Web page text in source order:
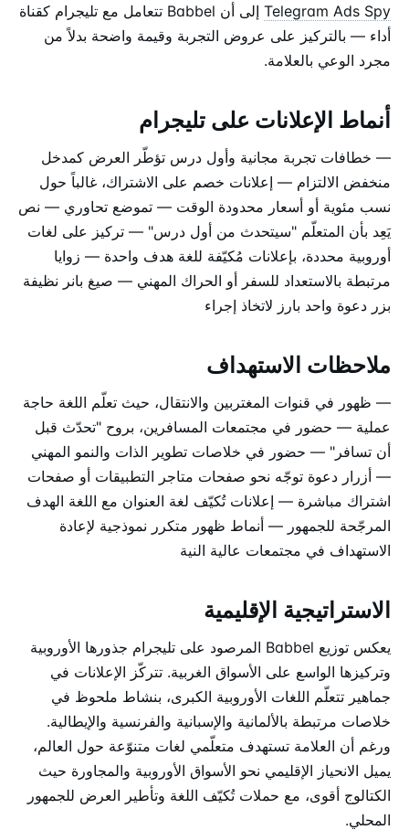
Telegram Ads Spy
إلى أن Babbel تتعامل مع تليجرام كقناة
أداء — بالتركيز على عروض التجربة وقيمة واضحة بدلاً من
مجرد الوعي بالعلامة.
أنماط الإعلانات على تليجرام
— خطافات تجربة مجانية وأول درس تؤطّر العرض كمدخل
منخفض الالتزام — إعلانات خصم على الاشتراك، غالباً حول
نسب مئوية أو أسعار محدودة الوقت — تموضع تحاوري — نص
يَعِد بأن المتعلّم "سيتحدث من أول درس" — تركيز على لغات
أوروبية محددة، بإعلانات مُكيّفة للغة هدف واحدة — زوايا
مرتبطة بالاستعداد للسفر أو الحراك المهني — صيغ بانر نظيفة
بزر دعوة واحد بارز لاتخاذ إجراء
ملاحظات الاستهداف
— ظهور في قنوات المغتربين والانتقال، حيث تعلّم اللغة حاجة
عملية — حضور في مجتمعات المسافرين، بروح "تحدّث قبل
أن تسافر" — حضور في خلاصات تطوير الذات والنمو المهني
— أزرار دعوة توجّه نحو صفحات متاجر التطبيقات أو صفحات
اشتراك مباشرة — إعلانات تُكيّف لغة العنوان مع اللغة الهدف
المرجّحة للجمهور — أنماط ظهور متكرر نموذجية لإعادة
الاستهداف في مجتمعات عالية النية
الاستراتيجية الإقليمية
يعكس توزيع Babbel المرصود على تليجرام جذورها الأوروبية
وتركيزها الواسع على الأسواق الغربية. تتركّز الإعلانات في
جماهير تتعلّم اللغات الأوروبية الكبرى، بنشاط ملحوظ في
خلاصات مرتبطة بالألمانية والإسبانية والفرنسية والإيطالية.
ورغم أن العلامة تستهدف متعلّمي لغات متنوّعة حول العالم،
يميل الانحياز الإقليمي نحو الأسواق الأوروبية والمجاورة حيث
الكتالوج أقوى، مع حملات تُكيّف اللغة وتأطير العرض للجمهور
المحلي.